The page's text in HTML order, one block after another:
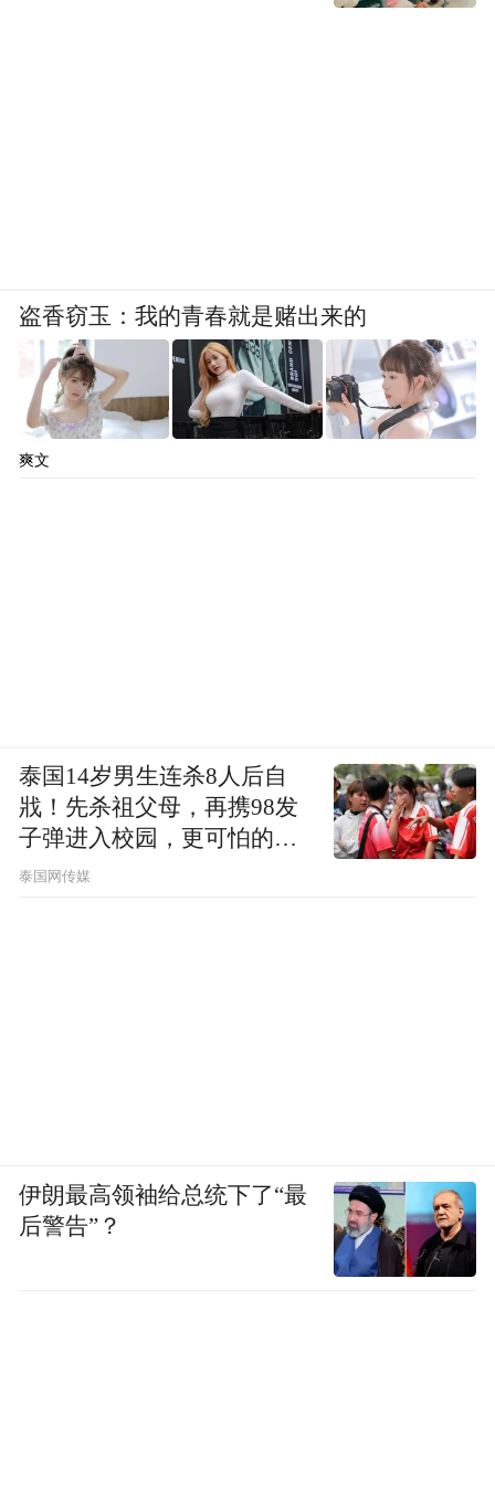
盗香窃玉：我的青春就是赌出来的
爽文
泰国14岁男生连杀8人后自
戕！先杀祖父母，再携98发
子弹进入校园，更可怕的细
节公布了
泰国网传媒
伊朗最高领袖给总统下了“最
后警告”？